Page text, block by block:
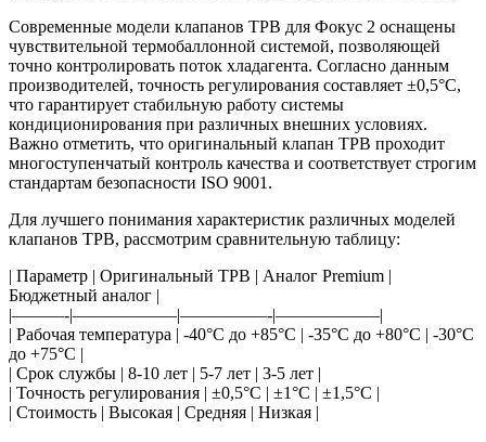
Современные модели клапанов ТРВ для Фокус 2 оснащены
чувствительной термобаллонной системой, позволяющей
точно контролировать поток хладагента. Согласно данным
производителей, точность регулирования составляет ±0,5°C,
что гарантирует стабильную работу системы
кондиционирования при различных внешних условиях.
Важно отметить, что оригинальный клапан ТРВ проходит
многоступенчатый контроль качества и соответствует строгим
стандартам безопасности ISO 9001.
Для лучшего понимания характеристик различных моделей
клапанов ТРВ, рассмотрим сравнительную таблицу:
| Параметр | Оригинальный ТРВ | Аналог Premium |
Бюджетный аналог |
|———-|——————|—————-|——————|
| Рабочая температура | -40°C до +85°C | -35°C до +80°C | -30°C
до +75°C |
| Срок службы | 8-10 лет | 5-7 лет | 3-5 лет |
| Точность регулирования | ±0,5°C | ±1°C | ±1,5°C |
| Стоимость | Высокая | Средняя | Низкая |